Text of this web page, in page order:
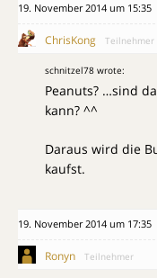
19. November 2014 um 15:35
ChrisKong Teilnehmer
schnitzel78 wrote:
Peanuts? …sind
kann? ^^
Daraus wird die
kaufst.
19. November 2014 um 17:35
Ronyn Teilnehmer